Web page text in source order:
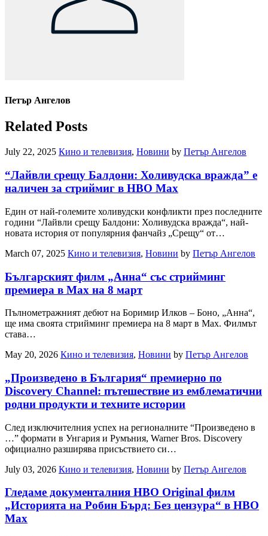
Петър Ангелов
Related Posts
July 22, 2025 Кино и телевизия, Новини by Петър Ангелов
“Лайвли срещу Балдони: Холивудска вражда” е
наличен за стриймиг в HBO Max
Един от най-големите холивудски конфликти през последните
години “Лайвли срещу Балдони: Холивудска вражда“, най-
новата история от популярния фанчайз „Срещу“ от…
March 07, 2025 Кино и телевизия, Новини by Петър Ангелов
Българският филм „Анна“ със стрийминг
премиера в Max на 8 март
Пълнометражният дебют на Боримир Илков – Боно, „Анна“,
ще има своята стрийминг премиера на 8 март в Max. Филмът
става…
May 20, 2026 Кино и телевизия, Новини by Петър Ангелов
„Произведено в България“ премиерно по
Discovery Channel: пътешествие из емблематични
родни продукти и техните истории
След изключителния успех на регионалните “Произведено в
…” формати в Унгария и Румъния, Warner Bros. Discovery
официално разширява присъствието си…
July 03, 2026 Кино и телевизия, Новини by Петър Ангелов
Гледаме документалния HBO Original филм
„Историята на Робин Бърд: Без цензура“ в HBO
Max